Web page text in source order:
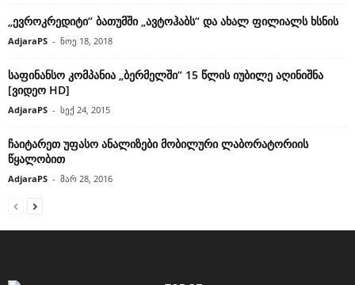
„ევროკრედიტი“ ბათუმში „ავტოჰაბს“ და ახალ ფილიალს ხსნის
AdjaraPS - ნოე 18, 2018
საფინანსო კომპანია „ბერმელში“ 15 წლის იუბილე აღინიშნა
[ვიდეო HD]
AdjaraPS - სექ 24, 2015
ჩაიტარეთ უფასო ანალიზები მობილური ლაბორატორიის
წყალობით
AdjaraPS - მარ 28, 2016